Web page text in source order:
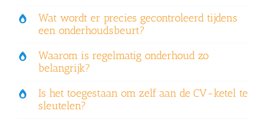
Wat wordt er precies gecontroleerd tijdens
een onderhoudsbeurt?
Waarom is regelmatig onderhoud zo
belangrijk?
Is het toegestaan om zelf aan de CV-ketel te
sleutelen?